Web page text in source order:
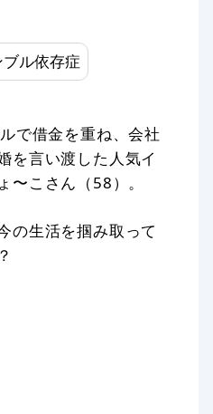
ル依存症
で借金を重ね、会社
を言い渡した人気イ
〜こさん（58）。
の生活を掴み取って